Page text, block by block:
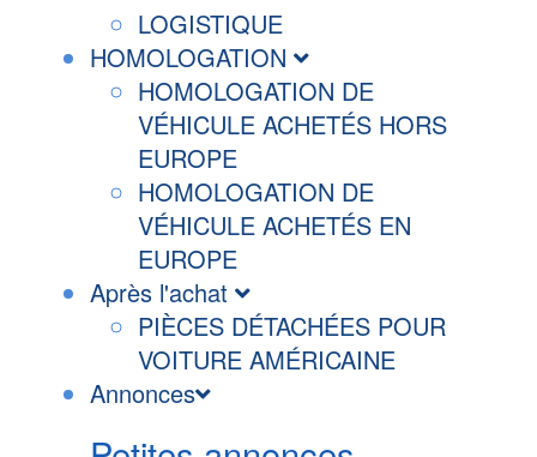
LOGISTIQUE
HOMOLOGATION
HOMOLOGATION DE
VÉHICULE ACHETÉS HORS
EUROPE
HOMOLOGATION DE
VÉHICULE ACHETÉS EN
EUROPE
Après l'achat
PIÈCES DÉTACHÉES POUR
VOITURE AMÉRICAINE
Annonces